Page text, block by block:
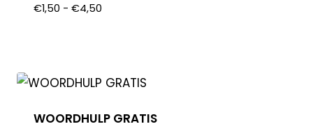
€1,50 - €4,50
WOORDHULP GRATIS